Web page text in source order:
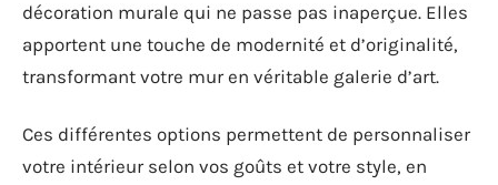
décoration murale qui ne passe pas inaperçue. Elles
apportent une touche de modernité et d’originalité,
transformant votre mur en véritable galerie d’art.
Ces différentes options permettent de personnaliser
votre intérieur selon vos goûts et votre style, en